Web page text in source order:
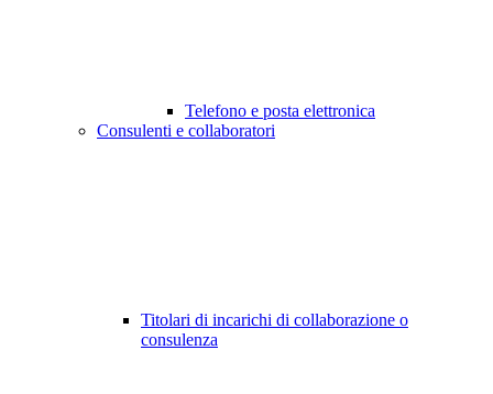
Telefono e posta elettronica
Consulenti e collaboratori
Titolari di incarichi di collaborazione o
consulenza